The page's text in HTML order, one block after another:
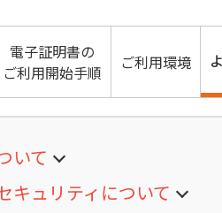
電子証明書の
ご利用開始手順
ご利用環境
いて
キュリティについて